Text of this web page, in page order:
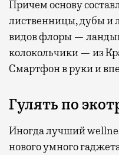
Причем основу
лиственницы, дубы и
видов флоры —
колокольчики — из
Смартфон в руки и
Гулять по
Иногда лучший
нового умного